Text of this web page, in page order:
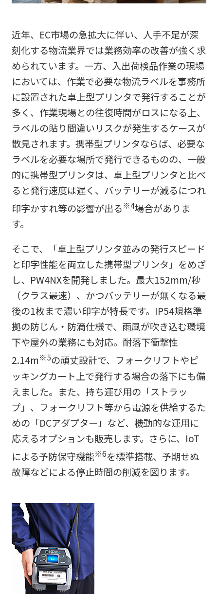
近年、EC市場の急拡大に伴い、人手不足が深
刻化する物流業界では業務効率の改善が強く求
められています。一方、入出荷検品作業の現場
においては、作業で必要な物流ラベルを事務所
に設置された卓上型プリンタで発行することが
多く、作業現場との往復時間がロスになる上、
ラベルの貼り間違いリスクが発生するケースが
散見されます。携帯型プリンタならば、必要な
ラベルを必要な場所で発行できるものの、一般
的に携帯型プリンタは、卓上型プリンタと比べ
ると発行速度は遅く、バッテリーが減るにつれ
印字かすれ等の影響が出る※4場合がありま
す。
そこで、「卓上型プリンタ並みの発行スピード
と印字性能を両立した携帯型プリンタ」をめざ
し、PW4NXを開発しました。最大152mm/秒
（クラス最速）、かつバッテリーが無くなる最
後の1枚まで濃い印字が特長です。IP54規格準
拠の防じん・防滴仕様で、雨風が吹き込む環境
下や屋外の業務にも対応。耐落下衝撃性
2.14m※5の頑丈設計で、フォークリフトやピ
ッキングカート上で発行する場合の落下にも備
えました。また、持ち運び用の「ストラッ
プ」、フォークリフト等から電源を供給するた
めの「DCアダプター」など、機動的な運用に
応えるオプションも販売します。さらに、IoT
による予防保守機能※6を標準搭載、予期せぬ
故障などによる停止時間の削減を図ります。